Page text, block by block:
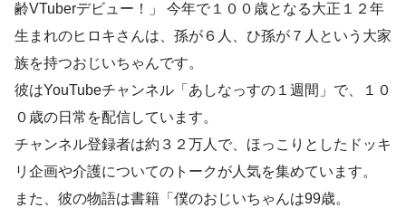
齢VTuberデビュー！」 今年で１００歳となる大正１２年
生まれのヒロキさんは、孫が６人、ひ孫が７人という大家
族を持つおじいちゃんです。
彼はYouTubeチャンネル「あしなっすの１週間」で、１０
０歳の日常を配信しています。
チャンネル登録者は約３２万人で、ほっこりとしたドッキ
リ企画や介護についてのトークが人気を集めています。
また、彼の物語は書籍「僕のおじいちゃんは99歳。